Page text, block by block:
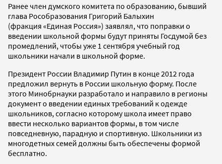
Ранее член думского комитета по образованию, бывший
глава Рособразования Григорий Балыхин
(фракция «Единая Россия») заявлял, что поправки о
введении школьной формы будут приняты Госдумой без
промедлений, чтобы уже 1 сентября учебный год
школьники начали в школьной форме.
Президент России Владимир Путин в конце 2012 года
предложил вернуть в России школьную форму. После
этого Минобрнауки разработало и направило в регионы
документ о введении единых требований к одежде
школьников, согласно которому школа имеет право
ввести несколько вариантов формы, в том числе
повседневную, парадную и спортивную. Школьники из
многодетных семей должны быть обеспечены формой
бесплатно.